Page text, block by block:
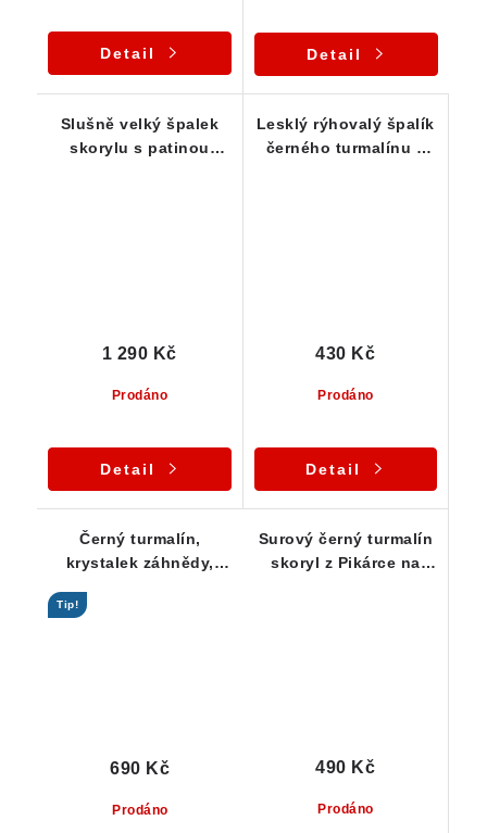
Detail Detail
Slušně velký špalek
skorylu s patinou
Prodáno
1 290 Kč
Detail
Lesklý rýhovalý špalík
černého turmalínu s
Prodáno
430 Kč
Detail
Černý turmalín,
krystalek záhnědy,
Tip!
Prodáno
690 Kč
Surový černý turmalín
skoryl z Pikárce na
Prodáno
490 Kč